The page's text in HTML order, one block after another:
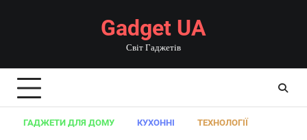
Gadget UA
Світ Гаджетів
ГАДЖЕТИ ДЛЯ ДОМУ КУХОННІ ТЕХНОЛОГІЇ